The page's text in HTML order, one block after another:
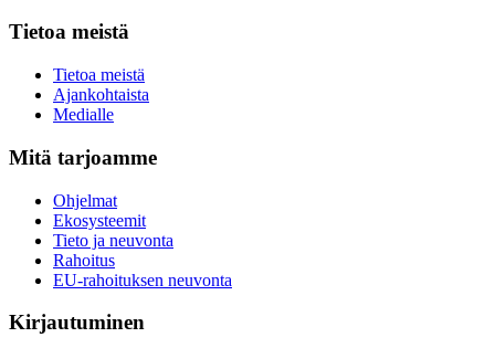
Tietoa meistä
Tietoa meistä
Ajankohtaista
Medialle
Mitä tarjoamme
Ohjelmat
Ekosysteemit
Tieto ja neuvonta
Rahoitus
EU-rahoituksen neuvonta
Kirjautuminen